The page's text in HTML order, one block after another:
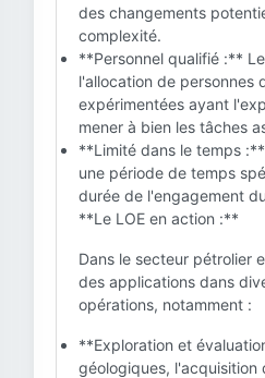
des changements
complexité.
**Personnel qualifié :**
l'allocation de personnes
expérimentées ayant
mener à bien les tâches
**Limité dans le temps
une période de temps
durée de l'engagement
**Le LOE en action :**
Dans le secteur pétrolier
des applications dans
opérations, notamment :
**Exploration et
géologiques, l'acquisition